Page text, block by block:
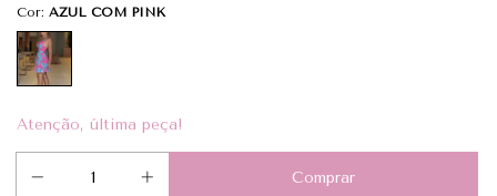
Cor: AZUL COM PINK
Atenção, última peça!